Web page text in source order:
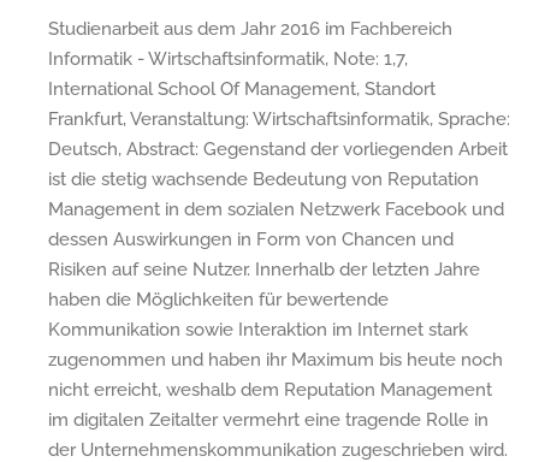
Studienarbeit aus dem Jahr 2016 im Fachbereich
Informatik - Wirtschaftsinformatik, Note: 1,7,
International School Of Management, Standort
Frankfurt, Veranstaltung: Wirtschaftsinformatik, Sprache:
Deutsch, Abstract: Gegenstand der vorliegenden Arbeit
ist die stetig wachsende Bedeutung von Reputation
Management in dem sozialen Netzwerk Facebook und
dessen Auswirkungen in Form von Chancen und
Risiken auf seine Nutzer. Innerhalb der letzten Jahre
haben die Möglichkeiten für bewertende
Kommunikation sowie Interaktion im Internet stark
zugenommen und haben ihr Maximum bis heute noch
nicht erreicht, weshalb dem Reputation Management
im digitalen Zeitalter vermehrt eine tragende Rolle in
der Unternehmenskommunikation zugeschrieben wird.